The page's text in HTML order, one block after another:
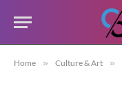
Home » Culture & Art »